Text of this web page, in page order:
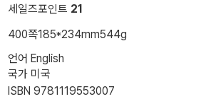
세일즈포인트 21
400쪽185*234mm544g
언어 English
국가 미국
ISBN 9781119553007